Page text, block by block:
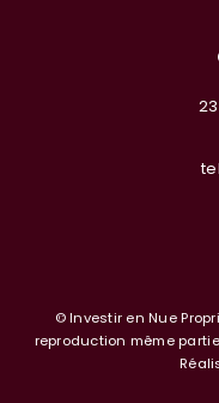
© Investir en Nue
reproduction même